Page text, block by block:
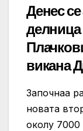
Денес
делница
викана
Започнаа
новата
околу